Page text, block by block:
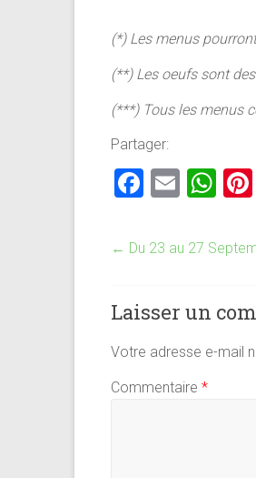
(*) Les menus
(**) Les oeufs sont
(***) Tous les menus
Partager:
F
ce
o
ok
E
ai
W
at
A
p
p
← Du 23 au 27
Laisser un
Votre adresse e-mail
Commentaire *